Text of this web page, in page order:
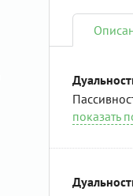
показать